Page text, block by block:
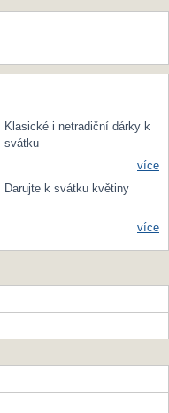
Klasické i netradiční dárky k
svátku
více
Darujte k svátku květiny
více